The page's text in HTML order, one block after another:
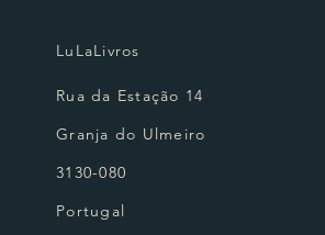
LuLaLivros
Rua da Estação 14
Granja do Ulmeiro
3130-080
Portugal